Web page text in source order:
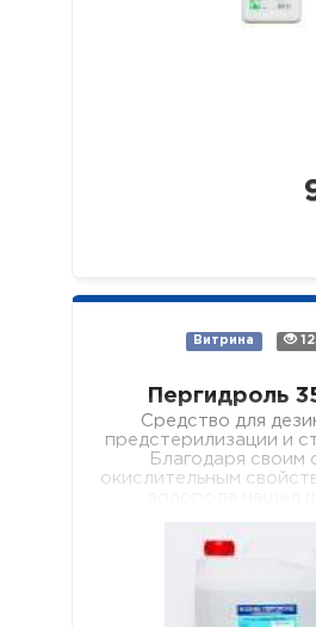
Витрина
Пергидроль
Средство для
предстерилизации и
Благодаря своим
окислительным
промышленности, где
например,